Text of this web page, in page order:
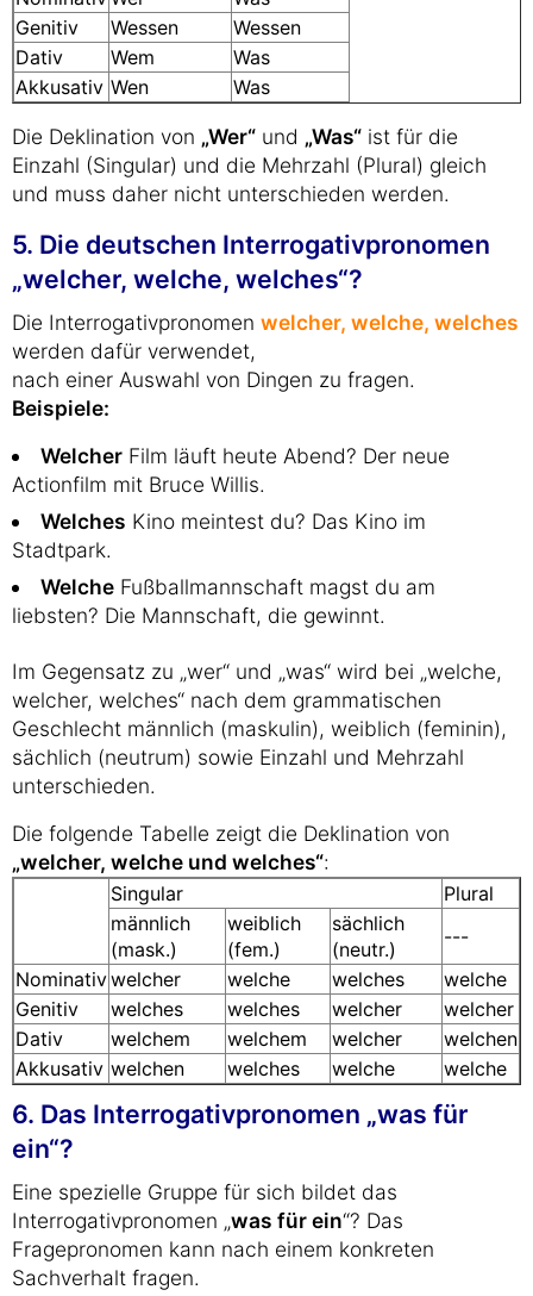
Genitiv
Wessen
Wessen
Dativ
Wem
Was
Akkusativ Wen Was
Die Deklination von „Wer“ und „Was“ ist für die
Einzahl (Singular) und die Mehrzahl (Plural) gleich
und muss daher nicht unterschieden werden.
5. Die deutschen Interrogativpronomen
„welcher, welche, welches“?
Die Interrogativpronomen welcher, welche, welches
werden dafür verwendet,
nach einer Auswahl von Dingen zu fragen.
Beispiele:
Welcher Film läuft heute Abend? Der neue
Actionfilm mit Bruce Willis.
Welches Kino meintest du? Das Kino im
Stadtpark.
Welche Fußballmannschaft magst du am
liebsten? Die Mannschaft, die gewinnt.
Im Gegensatz zu „wer“ und „was“ wird bei „welche,
welcher, welches“ nach dem grammatischen
Geschlecht männlich (maskulin), weiblich (feminin),
sächlich (neutrum) sowie Einzahl und Mehrzahl
unterschieden.
Die folgende Tabelle zeigt die Deklination von
„welcher, welche und welches“:
Singular
Plural
männlich
(mask.)
weiblich
(fem.)
sächlich
(neutr.)
---
Nominativwelcher welche welches
welche
Genitiv
welches welches welcher
welcher
Dativ
welchem welchem welcher
welchen
Akkusativ welchen welches welche welche
6. Das Interrogativpronomen „was für
ein“?
Eine spezielle Gruppe für sich bildet das
Interrogativpronomen „was für ein“? Das
Fragepronomen kann nach einem konkreten
Sachverhalt fragen.